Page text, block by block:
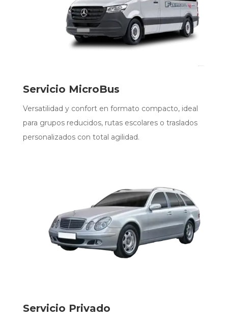
Servicio MicroBus
Versatilidad y confort en formato compacto, ideal
para grupos reducidos, rutas escolares o traslados
personalizados con total agilidad.
Servicio Privado